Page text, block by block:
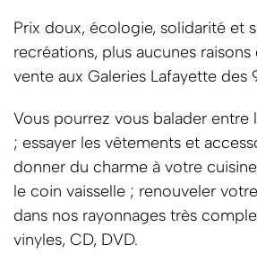
Prix doux, écologie, solidarité et
recréations, plus aucunes
vente aux Galeries Lafayette des
Vous pourrez vous balader entre
; essayer les vêtements et
donner du charme à votre
le coin vaisselle ; renouveler
dans nos rayonnages très
vinyles, CD, DVD.